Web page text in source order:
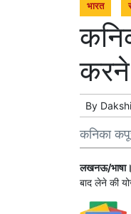
भारत
करने
By
कनिका
लखनऊ/भाषा।
बाद लेने की